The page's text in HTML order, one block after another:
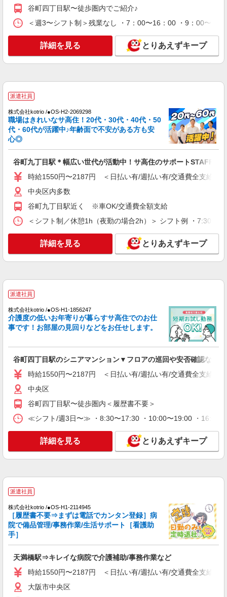
遇改善手当：35,920円 夜勤手当：30,000円（5回
分） ※6回目以降は1回6,000円支給 ▼下記別途支
給 通勤手当 年末年始手当：380円/時 寸志あり：
年2回（6月・12月） ※業績による 特別報酬：平
均34.1万円（最高額135万円） ※2025年6月支給実
績 ※処遇改善手当は試用期間中(3ヶ月)は支給なし
大阪府大阪市中央区森ノ宮中央2-5-3
キープ 詳細を見る
時給1550円〜2187円 ＜日払い有/週払い有/交
通費全支給(ガソリン代含む)＞
大阪市中央区
キープ 詳細を見る
派遣社員
株式会社kotrio /●OS-H1-1856247
谷町四丁目駅のシニアマンション▼フロアの巡
回や安否確認など
時給1550円〜2187円 ＜日払い有/週払い有/交
通費全支給(ガソリン代含む)＞
中央区
派遣社員
向かう先は、笑顔の待つ場所！デイサービスの
サポート＆送迎STAFF
時給1550円〜2187円 ＜日払い有/週払い有/交
通費全支給(ガソリン代含む)＞
中央区内多数
詳細を見る
派遣社員
株式会社kotrio /●OS-H2-2069298
サポートSTAFF
時給1550円〜2187円 ＜日払い有/週払い有/交
通費全支給(ガソリン代含む)＞
派遣社員
株式会社kotrio /●OS-H2-2068572
谷町九丁目駅のデイサービス♪日勤のみ！残業
ゼロで趣味も満喫
時給1550円〜2187円 ＜日払い有/週払い有/交
通費全支給(ガソリン代含む)＞
谷町四丁目駅〜徒歩圏内でご紹介♪
＜週3〜シフト制＞残業なし ・7：00〜16：00 ・9：00〜
詳細を見る とりあえずキープ
派遣社員
株式会社kotrio /●OS-H2-2069298
職場はきれいなサ高住！20代・30代・40代・50
代・60代が活躍中♪年齢面で不安がある方も安
心◎
谷町九丁目駅＊幅広い世代が活動中！サ高住のサポートSTAFF
時給1550円〜2187円 ＜日払い有/週払い有/交通費全支給(ガ
中央区内多数
谷町九丁目駅近く ※車OK/交通費全額支給
＜シフト制／休憩1h（夜勤の場合2h）＞ シフト例 ・7:30
詳細を見る とりあえずキープ
派遣社員
株式会社kotrio /●OS-H1-1856247
介護度の低いお年寄りが暮らすサ高住でのお仕
事です！お部屋の見回りなどをお任せします。
谷町四丁目駅のシニアマンション▼フロアの巡回や安否確認など
時給1550円〜2187円 ＜日払い有/週払い有/交通費全支給(ガ
中央区
谷町四丁目駅〜徒歩圏内＜履歴書不要＞
≪シフト/週3日〜≫ ・8:30〜17:30 ・10:00〜19:00 ・16:00
詳細を見る とりあえずキープ
派遣社員
株式会社kotrio /●OS-H1-2114945
［履歴書不要⇒まずは電話でカンタン登録］病
院で備品管理/事務作業/生活サポート［看護助
手］
天満橋駅⇒キレイな病院で介護補助/事務作業など
時給1550円〜2187円 ＜日払い有/週払い有/交通費全支給(ガ
大阪市中央区